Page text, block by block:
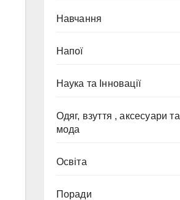
Навчання
Напої
Наука та Інновації
Одяг, взуття , аксесуари та
мода
Освіта
Поради